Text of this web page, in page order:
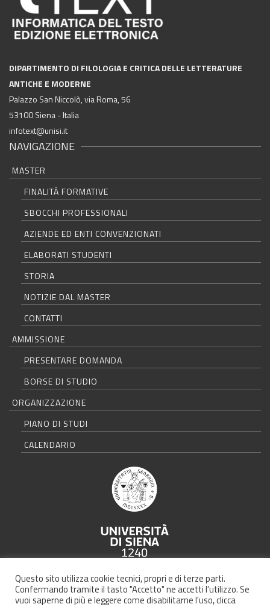
DIPARTIMENTO DI FILOLOGIA E CRITICA DELLE LETTERATURE
ANTICHE E MODERNE
Palazzo San Niccolò, via Roma, 56
53100 Siena - Italia
infotext@unisi.it
NAVIGAZIONE
MASTER
FINALITÀ FORMATIVE
SBOCCHI PROFESSIONALI
AZIENDE ED ENTI CONVENZIONATI
ELABORATI STUDENTI
STORIA
NOTIZIE DAL MASTER
CONTATTI
AMMISSIONE
PRESENTARE DOMANDA
BORSE DI STUDIO
ORGANIZZAZIONE
PIANO DI STUDI
CALENDARIO
Siena ITALIA
Questo sito utilizza cookie tecnici, propri e di terze parti.
Confermando tramite il tasto "Accetto" ne accetti l'utilizzo. Se
vuoi saperne di più e leggere come disabilitarne l'uso, clicca